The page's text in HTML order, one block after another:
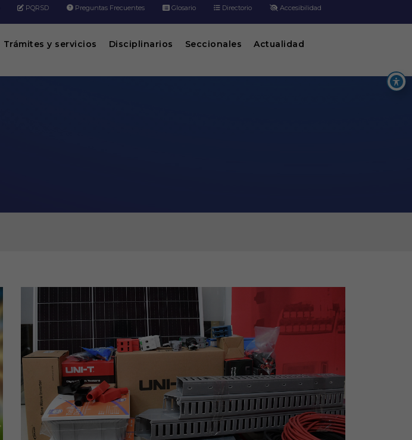
PQRSD Preguntas Frecuentes Glosario Directorio Accesibilidad
Trámites y servicios Disciplinarios Seccionales Actualidad